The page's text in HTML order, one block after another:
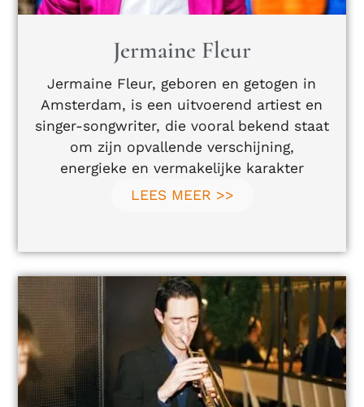
Jermaine Fleur
Jermaine Fleur, geboren en getogen in
Amsterdam, is een uitvoerend artiest en
singer-songwriter, die vooral bekend staat
om zijn opvallende verschijning,
energieke en vermakelijke karakter
LEES MEER >>